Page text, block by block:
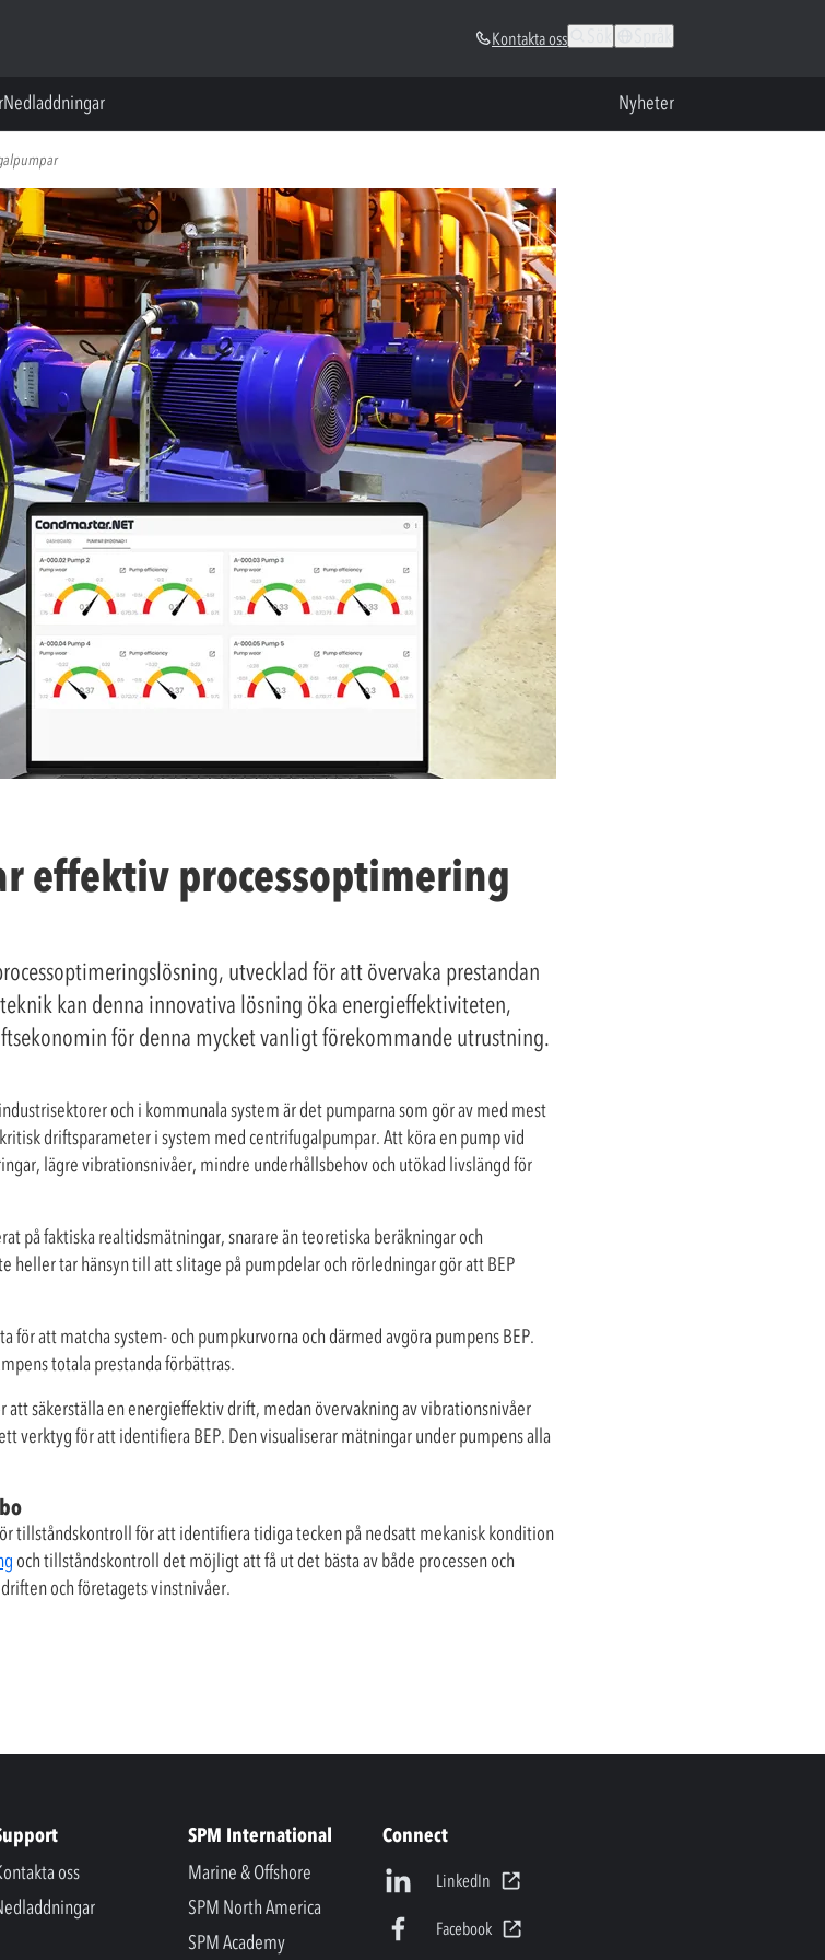
Kontakta oss
Nedladdningar Nyheter
effektiv processoptimering
utvecklad för att övervaka prestandan
kan denna innovativa lösning öka energieffektiviteten,
för denna mycket vanligt förekommande utrustning.
och i kommunala system är det pumparna som gör av med mest
driftsparameter i system med centrifugalpumpar. Att köra en pump vid
lägre vibrationsnivåer, mindre underhållsbehov och utökad livslängd för
på faktiska realtidsmätningar, snarare än teoretiska beräkningar och
tar hänsyn till att slitage på pumpdelar och rörledningar gör att BEP
att matcha system- och pumpkurvorna och därmed avgöra pumpens BEP.
totala prestanda förbättras.
säkerställa en energieffektiv drift, medan övervakning av vibrationsnivåer
verktyg för att identifiera BEP. Den visualiserar mätningar under pumpens alla
tillståndskontroll för att identifiera tidiga tecken på nedsatt mekanisk kondition
och tillståndskontroll det möjligt att få ut det bästa av både processen och
och företagets vinstnivåer.
oss
SPM International
Marine & Offshore
SPM North America
SPM Academy
Connect
LinkedIn
Facebook